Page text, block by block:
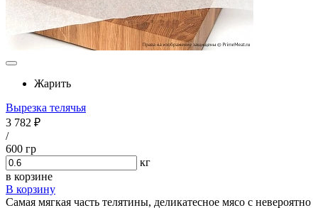
Жарить
Вырезка телячья
3 782 ₽
/
600 гр
кг
в корзине
В корзину
Самая мягкая часть телятины, деликатесное мясо с невероятно